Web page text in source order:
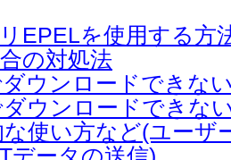
EPELを使用する方
の対処法
ウンロードできな
ウンロードできな
使い方など(ユーザ